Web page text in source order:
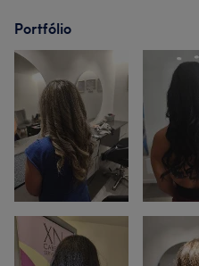
Portfólio